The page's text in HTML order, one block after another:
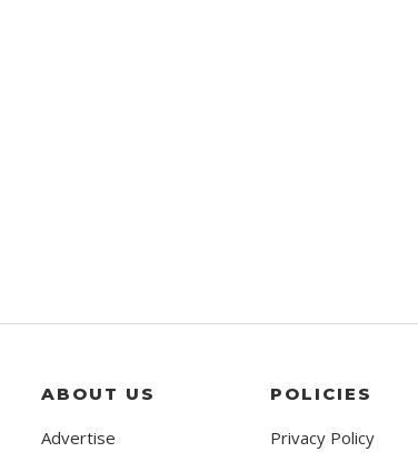
ABOUT US
Advertise
POLICIES
Privacy Policy